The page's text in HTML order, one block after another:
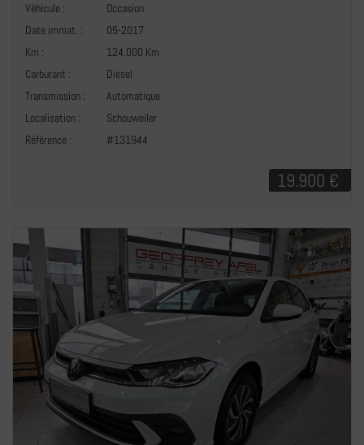
Véhicule :
Occasion
Date immat. :
05-2017
Km :
124.000 Km
Carburant :
Diesel
Transmission :
Automatique
Localisation :
Schouweiler
Référence :
#131944
19.900 €